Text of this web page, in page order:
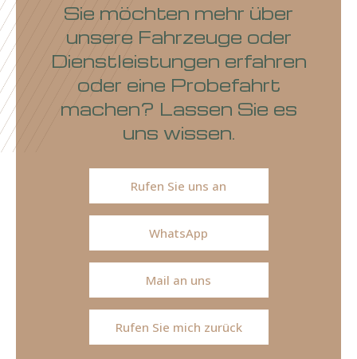
Sie möchten mehr über
unsere Fahrzeuge oder
Dienstleistungen erfahren
oder eine Probefahrt
machen? Lassen Sie es
uns wissen.
Rufen Sie uns an
WhatsApp
Mail an uns
Rufen Sie mich zurück